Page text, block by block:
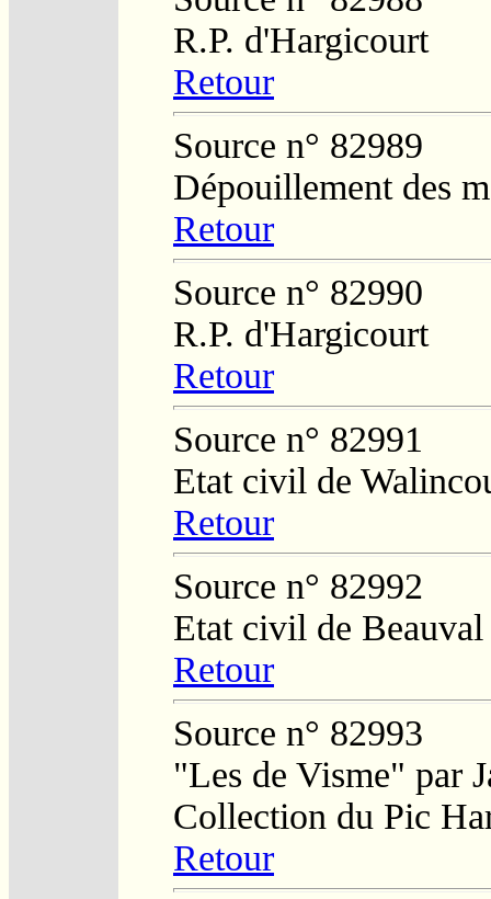
R.P. d'Hargicourt
Retour
Source n° 82989
Dépouillement des
Retour
Source n° 82990
R.P. d'Hargicourt
Retour
Source n° 82991
Etat civil de
Retour
Source n° 82992
Etat civil de Beauval
Retour
Source n° 82993
"Les de Visme" par
Collection du Pic
Retour